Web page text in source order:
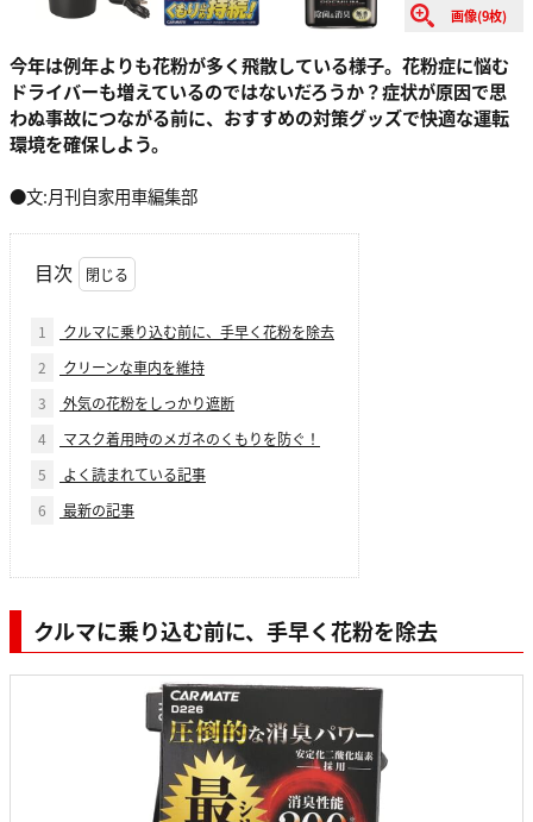
画像(9枚)
今年は例年よりも花粉が多く飛散している様子。花粉症に悩む
ドライバーも増えているのではないだろうか？症状が原因で思
わぬ事故につながる前に、おすすめの対策グッズで快適な運転
環境を確保しよう。
●文:月刊自家用車編集部
目次
1
クルマに乗り込む前に、手早く花粉を除去
2
クリーンな車内を維持
3
外気の花粉をしっかり遮断
4
マスク着用時のメガネのくもりを防ぐ！
5
よく読まれている記事
6
最新の記事
クルマに乗り込む前に、手早く花粉を除去